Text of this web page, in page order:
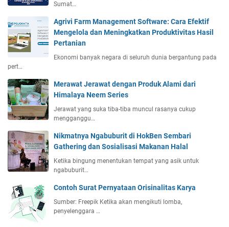
Sumat…
Agrivi Farm Management Software: Cara Efektif
Mengelola dan Meningkatkan Produktivitas Hasil
Pertanian
Ekonomi banyak negara di seluruh dunia bergantung pada
pert…
Merawat Jerawat dengan Produk Alami dari
Himalaya Neem Series
Jerawat yang suka tiba-tiba muncul rasanya cukup
mengganggu…
Nikmatnya Ngabuburit di HokBen Sembari
Gathering dan Sosialisasi Makanan Halal
Ketika bingung menentukan tempat yang asik untuk
ngabuburit…
Contoh Surat Pernyataan Orisinalitas Karya
Sumber: Freepik Ketika akan mengikuti lomba,
penyelenggara …